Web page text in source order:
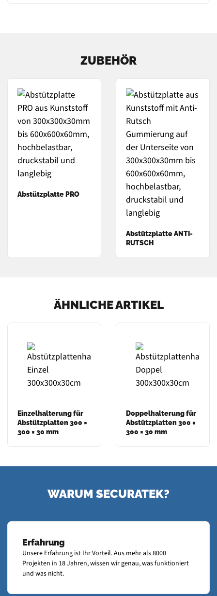
ZUBEHÖR
Abstützplatte PRO
Abstützplatte ANTI-
RUTSCH
ÄHNLICHE ARTIKEL
Einzelhalterung für
Abstützplatten 300 ×
300 × 30 mm
Doppelhalterung für
Abstützplatten 300 ×
300 × 30 mm
WARUM SECURATEK?
Erfahrung
Unsere Erfahrung ist Ihr Vorteil. Aus mehr als 8000
Projekten in 18 Jahren, wissen wir genau, was funktioniert
und was nicht.